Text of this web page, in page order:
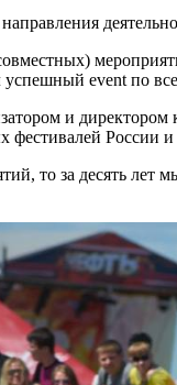
event по
и
России и
то за десять